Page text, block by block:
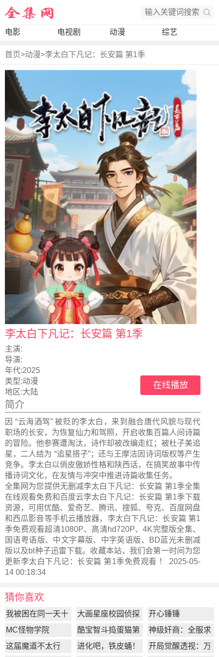
电影 电视剧 动漫 综艺
首页>动漫>李太白下凡记：长安篇 第1季
李太白下凡记：长安篇 第1季
主演:
导演:
年代:2025
类型:动漫
地区:大陆
在线播放
简介
因 “云海酒驾” 被贬的李太白，来到融合唐代风貌与现代
职场的长安，为恢复仙力和驾照，开启收集百篇人间诗篇
的冒险。他参赛遭淘汰，诗作却被改编走红；被杜子美追
星，二人结为 “追星搭子”；还与王摩洁因诗词版权等产生
竞争。李太白以俏皮傲娇性格和陕西话，在搞笑故事中传
播诗词文化，在友情与冲突中推进诗篇收集任务。
全集网为您提供无删减李太白下凡记：长安篇 第1季全集
在线观看免费和百度云李太白下凡记：长安篇 第1季下载
资源，可用优酷、爱奇艺、腾讯、搜狐、夸克、百度网盘
和西瓜影音等手机云播放器，李太白下凡记：长安篇 第1
季免费观看超清1080P、高清hd720P、4K完整版全集、
国语粤语版、中文字幕版、中字英语版、BD蓝光未删减
版以及bt种子迅雷下载。收藏本站，我们会第一时间为您
更新李太白下凡记：长安篇 第1季免费观看 ！ 2025-05-
14 00:18:34
猜你喜欢
我被困在同一天十
万年
大画星座校园侦探
第2季
开心锤锤
MC怪物学院
酷宝智斗捣蛋猫第
1季
神级奸商：全服求
我别薅了
这届魔道不太行 进化吧，铁皮蛹！
开局觉醒透视：万